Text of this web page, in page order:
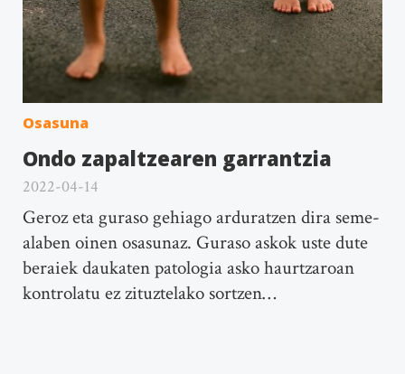
Osasuna
Ondo zapaltzearen garrantzia
2022-04-14
Geroz eta guraso gehiago arduratzen dira seme-
alaben oinen osasunaz. Guraso askok uste dute
beraiek daukaten patologia asko haurtzaroan
kontrolatu ez zituztelako sortzen…